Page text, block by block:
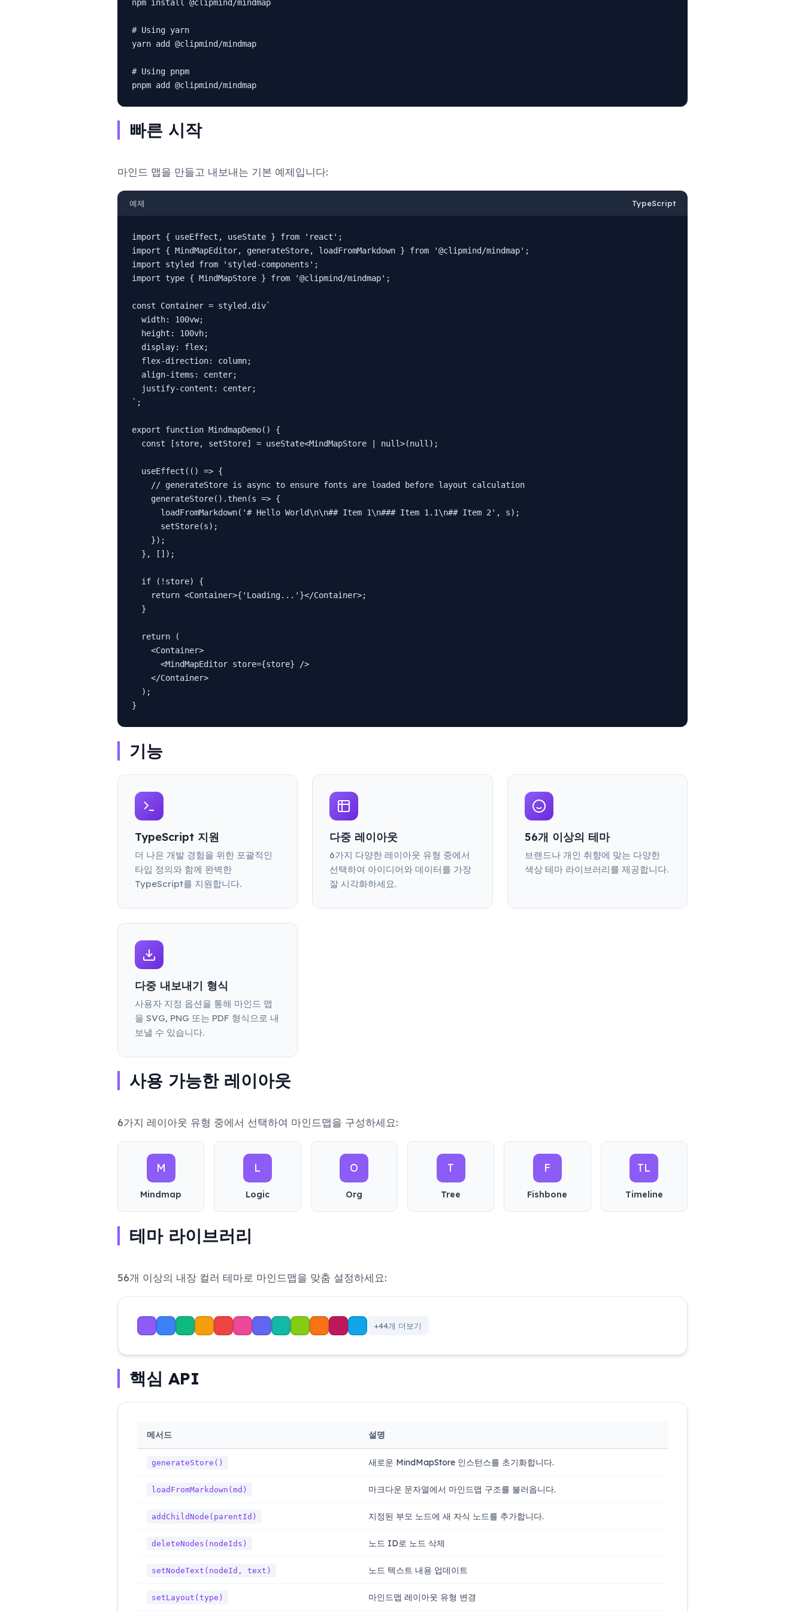
npm install @clipmind/mindmap
# Using yarn
yarn add @clipmind/mindmap
# Using pnpm
pnpm add @clipmind/mindmap
빠른 시작
마인드 맵을 만들고 내보내는 기본 예제입니다:
예제 TypeScript
import { useEffect, useState } from 'react';
import { MindMapEditor, generateStore, loadFromMarkdown } from '@clipmind/mindmap';
import styled from 'styled-components';
import type { MindMapStore } from '@clipmind/mindmap';
const Container = styled.div`
  width: 100vw;
  height: 100vh;
  display: flex;
  flex-direction: column;
  align-items: center;
  justify-content: center;
`;
export function MindmapDemo() {
  const [store, setStore] = useState<MindMapStore | null>(null);
  useEffect(() => {
    // generateStore is async to ensure fonts are loaded before layout calculation
    generateStore().then(s => {
      loadFromMarkdown('# Hello World\n\n## Item 1\n### Item 1.1\n## Item 2', s);
      setStore(s);
    });
  }, []);
  if (!store) {
    return <Container>{'Loading...'}</Container>;
  }
  return (
    <Container>
      <MindMapEditor store={store} />
    </Container>
  );
}
기능
TypeScript 지원
더 나은 개발 경험을 위한 포괄적인
타입 정의와 함께 완벽한
TypeScript를 지원합니다.
다중 레이아웃
6가지 다양한 레이아웃 유형 중에서
선택하여 아이디어와 데이터를 가장
잘 시각화하세요.
56개 이상의 테마
브랜드나 개인 취향에 맞는 다양한
색상 테마 라이브러리를 제공합니다.
다중 내보내기 형식
사용자 지정 옵션을 통해 마인드 맵
을 SVG, PNG 또는 PDF 형식으로 내
보낼 수 있습니다.
사용 가능한 레이아웃
6가지 레이아웃 유형 중에서 선택하여 마인드맵을 구성하세요:
M
Mindmap
L
Logic
O
Org
T
Tree
F
Fishbone
TL
Timeline
테마 라이브러리
56개 이상의 내장 컬러 테마로 마인드맵을 맞춤 설정하세요:
+44개 더보기
핵심 API
메서드 설명
generateStore() 새로운 MindMapStore 인스턴스를 초기화합니다.
loadFromMarkdown(md) 마크다운 문자열에서 마인드맵 구조를 불러옵니다.
addChildNode(parentId) 지정된 부모 노드에 새 자식 노드를 추가합니다.
deleteNodes(nodeIds) 노드 ID로 노드 삭제
setNodeText(nodeId, text) 노드 텍스트 내용 업데이트
setLayout(type) 마인드맵 레이아웃 유형 변경